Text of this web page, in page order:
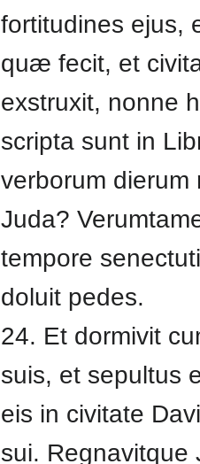
fortitudines ejus,
quæ fecit, et
exstruxit, nonne
scripta sunt in
verborum dierum
Juda?
tempore
doluit pedes.
24. Et dormivit
suis, et sepultus
eis in civitate
sui. Regnavitque